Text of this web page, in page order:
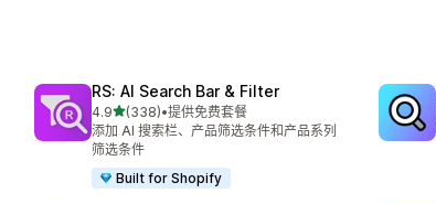
RS: AI Search Bar & Filter
4.9星（满分 5 星）
(338)
总共 338 条评论
•提供免费套餐
添加 AI 搜索栏、产品筛选条件和产品系列
筛选条件
Built for Shopify